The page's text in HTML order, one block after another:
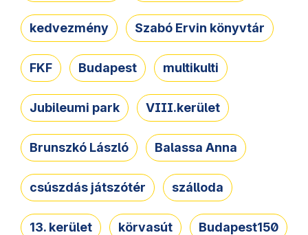
kedvezmény Szabó Ervin könyvtár
FKF Budapest multikulti
Jubileumi park VIII.kerület
Brunszkó László Balassa Anna
csúszdás játszótér szálloda
13. kerület körvasút Budapest150